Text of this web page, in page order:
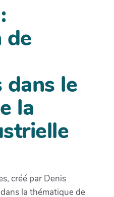
de
dans le
la
créé par Denis
la thématique de